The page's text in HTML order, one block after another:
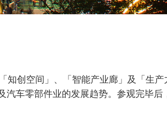
创空间」、「智能产业廊」及「生产
车零部件业的发展趋势。参观完毕后